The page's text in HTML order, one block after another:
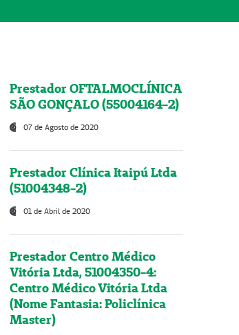
Prestador OFTALMOCLÍNICA
SÃO GONÇALO (55004164-2)
07 de Agosto de 2020
Prestador Clínica Itaipú Ltda
(51004348-2)
01 de Abril de 2020
Prestador Centro Médico
Vitória Ltda, 51004350-4:
Centro Médico Vitória Ltda
(Nome Fantasia: Policlínica
Master)